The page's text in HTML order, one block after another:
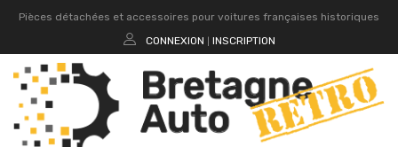
Pièces détachées et accessoires pour voitures françaises historiques
CONNEXION
INSCRIPTION